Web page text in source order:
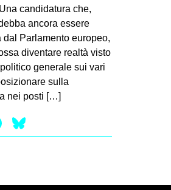
AMBIENTE
ANTIFASCISMO
ALL’ABITARE
GENERI
MIGRAZIONI
REPRESSIONE
candidatura che,
ancora essere
dal Parlamento europeo,
diventare realtà visto
politico generale sui vari
sulla
nei posti […]
Facebook